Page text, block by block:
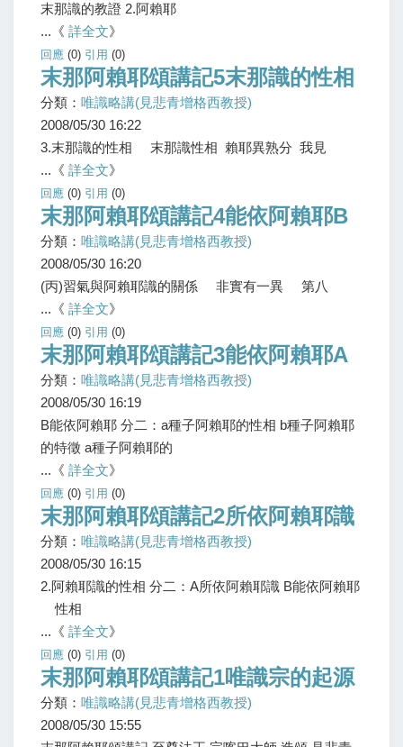
末那識的教證 2.阿賴耶
...《 詳全文》
回應 (0) 引用 (0)
末那阿賴耶頌講記5末那識的性相
分類： 唯識略講(見悲青增格西教授)
2008/05/30 16:22
3.末那識的性相 末那識性相 賴耶異熟分 我見
...《 詳全文》
回應 (0) 引用 (0)
末那阿賴耶頌講記4能依阿賴耶B
分類： 唯識略講(見悲青增格西教授)
2008/05/30 16:20
(丙)習氣與阿賴耶識的關係 非實有一異 第八
...《 詳全文》
回應 (0) 引用 (0)
末那阿賴耶頌講記3能依阿賴耶A
分類： 唯識略講(見悲青增格西教授)
2008/05/30 16:19
B能依阿賴耶 分二：a種子阿賴耶的性相 b種子阿賴耶
的特徵 a種子阿賴耶的
...《 詳全文》
回應 (0) 引用 (0)
末那阿賴耶頌講記2所依阿賴耶識
分類： 唯識略講(見悲青增格西教授)
2008/05/30 16:15
2.阿賴耶識的性相 分二：A所依阿賴耶識 B能依阿賴耶
性相
...《 詳全文》
回應 (0) 引用 (0)
末那阿賴耶頌講記1唯識宗的起源
分類： 唯識略講(見悲青增格西教授)
2008/05/30 15:55